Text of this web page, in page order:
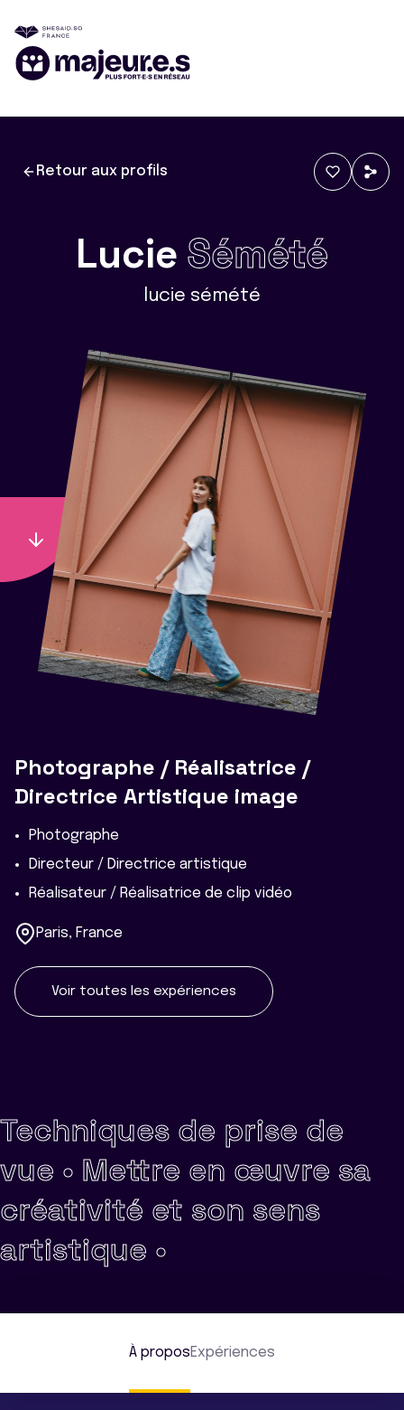
Retour aux profils
Lucie Sémété
lucie sémété
Photographe / Réalisatrice /
Directrice Artistique image
Photographe
Directeur / Directrice artistique
Réalisateur / Réalisatrice de clip vidéo
Paris, France
Voir toutes les expériences
Techniques de prise de
vue • Mettre en œuvre sa
créativité et son sens
artistique •
À proposExpériences